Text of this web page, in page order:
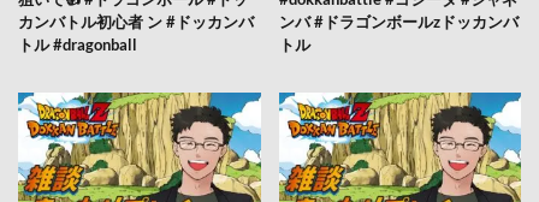
カンバトル初心者 ン #ドッカンバ
トル #dragonball
ンバ #ドラゴンボールzドッカンバ
トル